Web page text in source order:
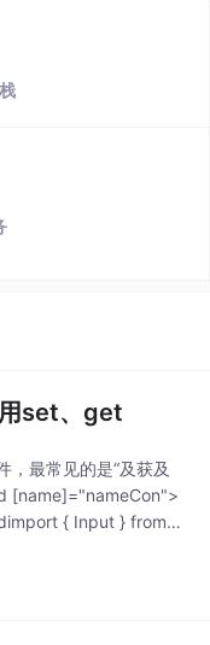
set、get
最常见的是“及获及
[name]="nameCon">
{ Input } from